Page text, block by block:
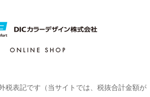
税表記です（当サイトでは、税抜合計金額が